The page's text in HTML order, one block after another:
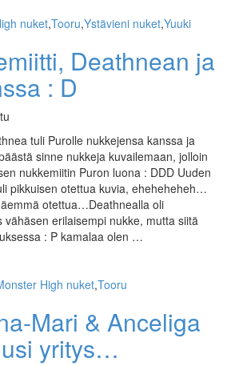
nuket,Tooru,Ystävieni nuket,Yuuki
Deathnean ja
: D
tuli Purolle nukkejensa kanssa ja
sinne nukkeja kuvailemaan, jolloin
nukkemiitin Puron luona : DDD Uuden
pikkuisen otettua kuvia, eheheheheh…
otettua…Deathnealla oli
vähäsen erilaisempi nukke, mutta siitä
: P kamalaa olen …
High nuket,Tooru
Mari & Anceliga
yritys…